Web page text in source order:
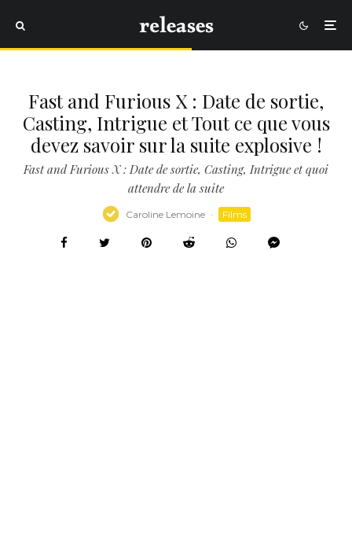
Fast and Furious X : Date de sortie,
Casting, Intrigue et Tout ce que vous
devez savoir sur la suite explosive !
Fast and Furious X : Date de sortie, Casting, Intrigue et quoi
attendre de la suite
Caroline Lemoine · Films